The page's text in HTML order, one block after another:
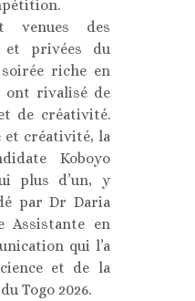
venues des
et privées du
soirée riche en
ont rivalisé de
de créativité.
et créativité, la
Koboyo
plus d’un, y
par Dr Daria
Assistante en
qui l’a
et de la
Togo 2026.